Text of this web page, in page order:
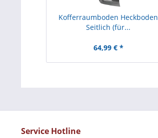
Kofferraumboden Heckboden
Seitlich (für...
64,99 € *
Service Hotline